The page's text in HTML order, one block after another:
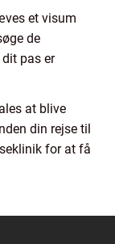
et visum
de
pas er
at blive
din rejse til
for at få